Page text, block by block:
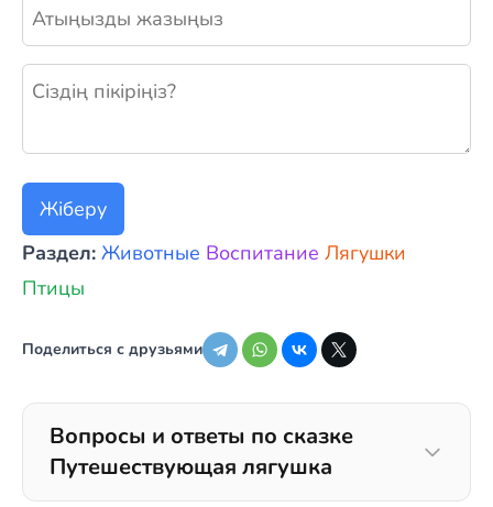
Жаңа пікір қалдыру
Жіберу
Раздел: Животные Воспитание Лягушки
Птицы
Поделиться с друзьями
Вопросы и ответы по сказке
Путешествующая лягушка